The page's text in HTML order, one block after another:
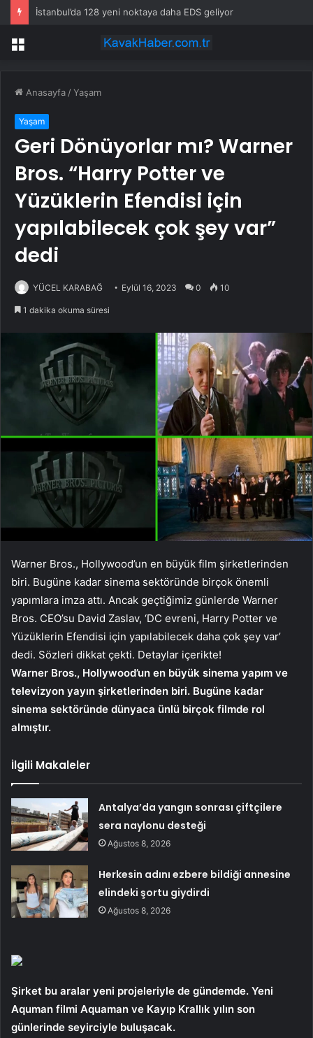
İstanbul’da 128 yeni noktaya daha EDS geliyor
Menü
Anasayfa /Yaşam
Yaşam
Geri Dönüyorlar mı? Warner
Bros. “Harry Potter ve
Yüzüklerin Efendisi için
yapılabilecek çok şey var”
dedi
YÜCEL KARABAĞ Eylül 16, 2023 0 10
1 dakika okuma süresi
Warner Bros., Hollywood’un en büyük film şirketlerinden
biri. Bugüne kadar sinema sektöründe birçok önemli
yapımlara imza attı. Ancak geçtiğimiz günlerde Warner
Bros. CEO’su David Zaslav, ‘DC evreni, Harry Potter ve
Yüzüklerin Efendisi için yapılabilecek daha çok şey var’
dedi. Sözleri dikkat çekti. Detaylar içerikte!
Warner Bros., Hollywood’un en büyük sinema yapım ve
televizyon yayın şirketlerinden biri. Bugüne kadar
sinema sektöründe dünyaca ünlü birçok filmde rol
almıştır.
İlgili Makaleler
Antalya’da yangın sonrası çiftçilere
sera naylonu desteği
Ağustos 8, 2026
Herkesin adını ezbere bildiği annesine
elindeki şortu giydirdi
Ağustos 8, 2026
Şirket bu aralar yeni projeleriyle de gündemde. Yeni
Aquman filmi Aquaman ve Kayıp Krallık yılın son
günlerinde seyirciyle buluşacak.